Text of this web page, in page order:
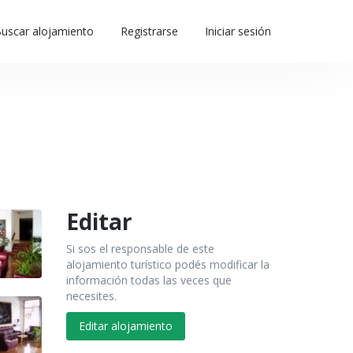
alojamiento Registrarse Iniciar sesión
Editar
Si sos el responsable de este
alojamiento turístico podés modificar la
información todas las veces que
necesites.
Editar alojamiento